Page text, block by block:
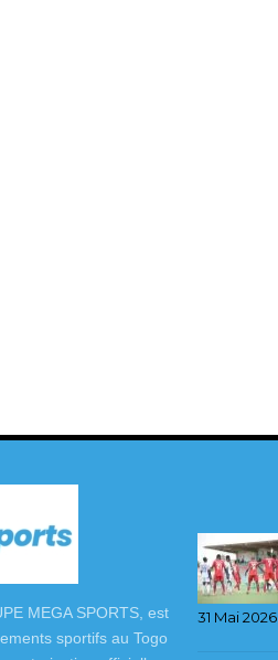
MEGA SPORTS, est
sportifs au Togo
31 Mai 2026